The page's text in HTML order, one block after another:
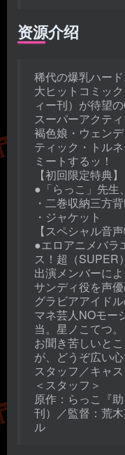
资源介绍
稀代の爆乳ハー
大ヒットコミッ
ィー刊）が待望の
スーパーアクテ
褐色娘・ウェン
ティック・トル
ミートするッ！
【初回限定特典】
●「らっこ」先生
・二巻収納三方
・ジャケット
【スペシャル音声
●エロアニメバラ
ス！超（SUPER
出演メンバーに
サンディ役を声
グラビアアイド
マネ芸人NOモー
当。星ノこてつ
お聞き苦しいと
が、どうぞ広い
スタッフ／キャス
＜スタッフ＞
原作：らっこ『
刊）／監督：荒
ル